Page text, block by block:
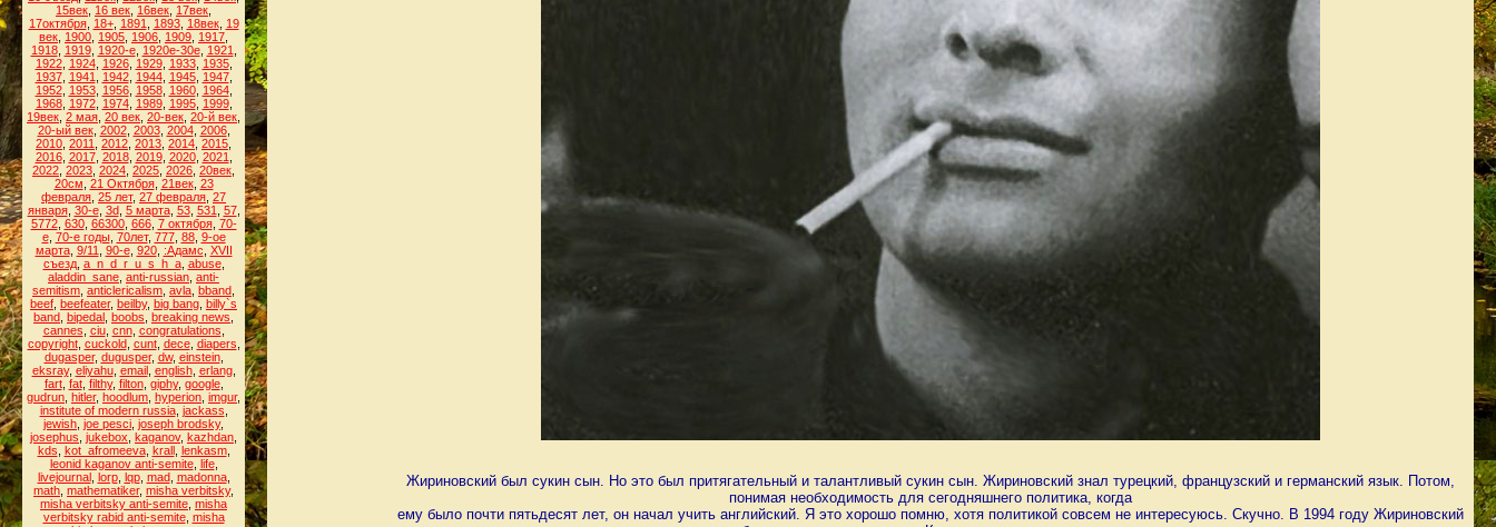
15век 16 век 16век 17век
17октября, 18+, 1891 1893, 18век, 19
век 1900 1905 1906 1909 1917
1918, 1919, 1920-е, 1920е-30е, 1921
1922, 1924, 1926, 1929, 1933, 1935,
1937, 1941 1942, 1944, 1945, 1947,
1952, 1953, 1956, 1958, 1960, 1964,
1968, 1972, 1974, 1989, 1995, 1999,
19век 2 мая 20 век 20-век 20-й век
20-ый век, 2002, 2003, 2004, 2006,
2010 2011 2012 2013 2014 2015
2016, 2017, 2018, 2019, 2020, 2021
2022 2023 2024 2025 2026 20век
20см 21 Октября, 21век, 23
февраля 25 лет, 27 февраля 27
января, 30-е, 3d, 5 марта, 53, 531 57,
5772, 630, 66300, 666, 7 октября, 70-
е, 70-е годы, 70лет, 777, 88, 9-ое
марта, 9/11 90-е, 920, :Адамс XVII
съезд, a_n_d_r_u_s_h_a, abuse,
aladdin_sane anti-russian anti-
semitism anticlericalism avla bband
beef beefeater, beilby, big bang billy`s
band bipedal boobs breaking news
cannes ciu, cnn, congratulations
copyright, cuckold, cunt, dece, diapers
dugasper, dugusper, dw, einstein,
eksray, eliyahu, email, english, erlang,
fart, fat, filthy, filton, giphy, google,
gudrun hitler, hoodlum hyperion imgur,
institute of modern russia, jackass
jewish joe pesci joseph brodsky,
josephus jukebox kaganov, kazhdan
kds kot_afromeeva, krall, lenkasm,
leonid kaganov anti-semite, life,
livejournal, lorp, lqp, mad, madonna,
math mathematiker, misha verbitsky,
misha verbitsky anti-semite misha
verbitsky rabid anti-semite, misha
Жириновский был сукин сын. Но это был притягательный и талантливый сукин сын. Жириновский знал турецкий, французский и германский язык. Потом,
понимая необходимость для сегодняшнего политика, когда
ему было почти пятьдесят лет, он начал учить английский. Я это хорошо помню, хотя политикой совсем не интересуюсь. Скучно. В 1994 году Жириновский